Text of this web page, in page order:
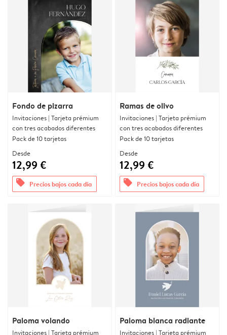
Fondo de pizarra
Invitaciones | Tarjeta prémium
con tres acabados diferentes
Pack de 10 tarjetas
Desde
12,99 €
offers Precios bajos cada día
Ramas de olivo
Invitaciones | Tarjeta prémium
con tres acabados diferentes
Pack de 10 tarjetas
Desde
12,99 €
offers Precios bajos cada día
Paloma volando
Invitaciones | Tarjeta prémium
Paloma blanca radiante
Invitaciones | Tarjeta prémium